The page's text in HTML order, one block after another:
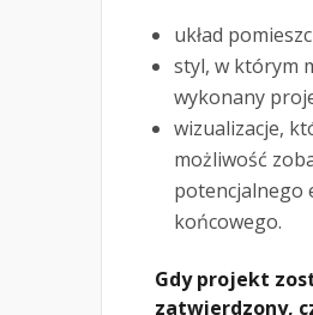
układ
styl, w którym
wykonany
wizualizacje,
możliwość
potencjalnego
końcowego.
Gdy projekt
zatwierdzony,